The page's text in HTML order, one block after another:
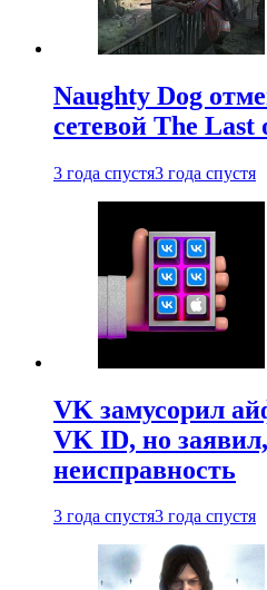
Naughty Dog
сетевой The Last
3 года спустя3 года спустя
VK замусорил
VK ID, но
неисправность
3 года спустя3 года спустя